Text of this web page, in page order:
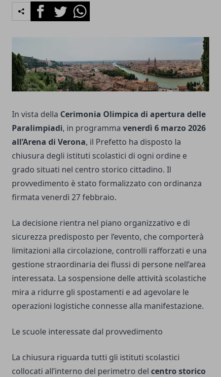
FacebookTwitterWhatsapp
In vista della Cerimonia Olimpica di apertura delle
Paralimpiadi, in programma venerdì 6 marzo 2026
all’Arena di Verona, il Prefetto ha disposto la
chiusura degli istituti scolastici di ogni ordine e
grado situati nel centro storico cittadino. Il
provvedimento è stato formalizzato con ordinanza
firmata venerdì 27 febbraio.
La decisione rientra nel piano organizzativo e di
sicurezza predisposto per l’evento, che comporterà
limitazioni alla circolazione, controlli rafforzati e una
gestione straordinaria dei flussi di persone nell’area
interessata. La sospensione delle attività scolastiche
mira a ridurre gli spostamenti e ad agevolare le
operazioni logistiche connesse alla manifestazione.
Le scuole interessate dal provvedimento
La chiusura riguarda tutti gli istituti scolastici
collocati all’interno del perimetro del centro storico